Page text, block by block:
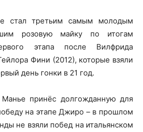
стал третьим самым молодым
розовую майку по итогам
этапа после Вилфрида
Фини (2012), которые взяли
день гонки в 21 год.
принёс долгожданную для
на этапе Джиро – в прошлом
не взяли побед на итальянском